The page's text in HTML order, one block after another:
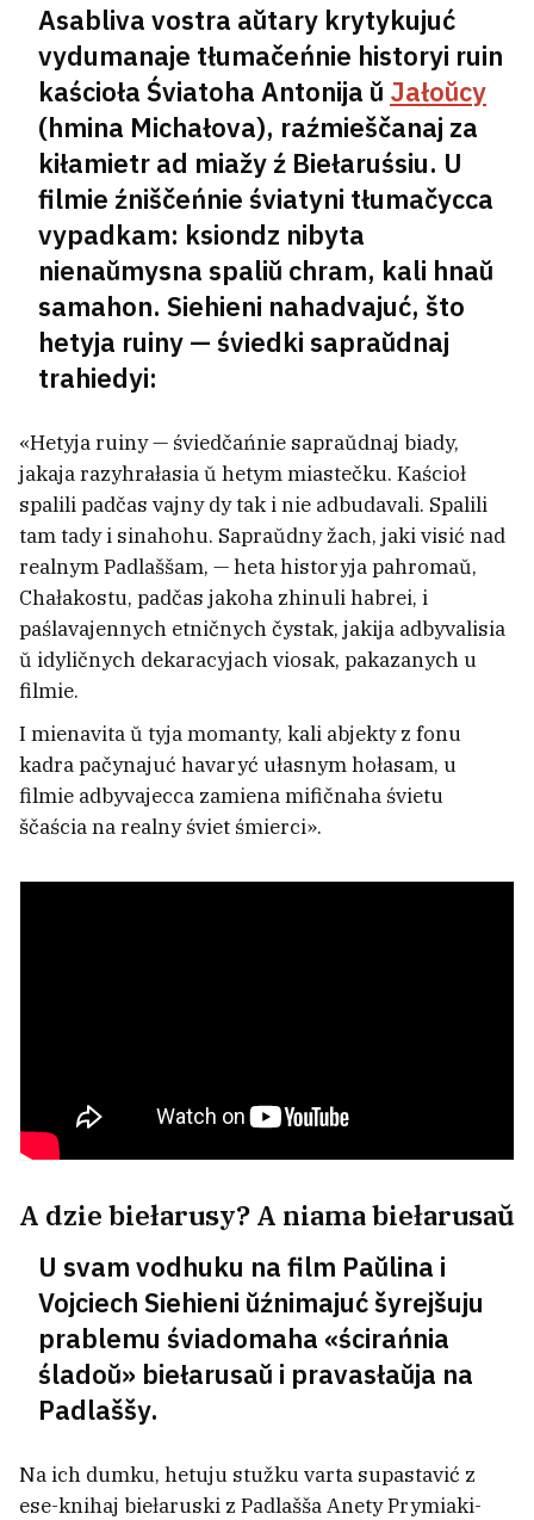
Asabliva vostra aŭtary krytykujuć
vydumanaje tłumačeńnie historyi ruin
kaścioła Śviatoha Antonija ŭ Jałoŭcy
(hmina Michałova), raźmieščanaj za
kiłamietr ad miažy ź Biełaruśsiu. U
filmie źniščeńnie śviatyni tłumačycca
vypadkam: ksiondz nibyta
nienaŭmysna spaliŭ chram, kali hnaŭ
samahon. Siehieni nahadvajuć, što
hetyja ruiny — śviedki sapraŭdnaj
trahiedyi:
«Hetyja ruiny — śviedčańnie sapraŭdnaj biady,
jakaja razyhrałasia ŭ hetym miastečku. Kaścioł
spalili padčas vajny dy tak i nie adbudavali. Spalili
tam tady i sinahohu. Sapraŭdny žach, jaki visić nad
realnym Padlaššam, — heta historyja pahromaŭ,
Chałakostu, padčas jakoha zhinuli habrei, i
paślavajennych etničnych čystak, jakija adbyvalisia
ŭ idyličnych dekaracyjach viosak, pakazanych u
filmie.
I mienavita ŭ tyja momanty, kali abjekty z fonu
kadra pačynajuć havaryć ułasnym hołasam, u
filmie adbyvajecca zamiena mifičnaha śvietu
ščaścia na realny śviet śmierci».
A dzie biełarusy? A niama biełarusaŭ
U svam vodhuku na film Paŭlina i
Vojciech Siehieni ŭźnimajuć šyrejšuju
prablemu śviadomaha «ścirańnia
śladoŭ» biełarusaŭ i pravasłaŭja na
Padlaššy.
Na ich dumku, hetuju stužku varta supastavić z
ese-knihaj biełaruski z Padlašša Anety Prymiaki-
Biełaruska była znojdziena miortvaj
u hateli makiedonskaha Ochryda
Rakieta SpaceX, imavierna, užo
sutyknułasia ź Miesiacam
Vojski bieśpiłotnych sistem Rasii
ŭznačaliŭ uradženiec Słucka
Bujany biełaruski recydyvist raźbiŭ
USIE NAVINY →